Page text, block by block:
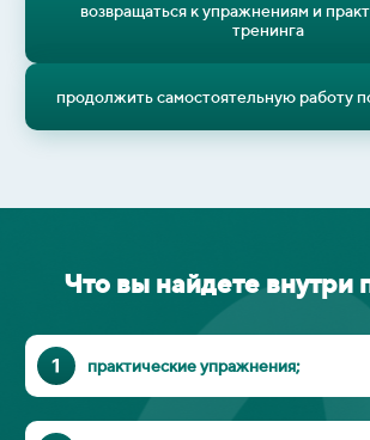
возвращаться к упражнениям и
тренинга
продолжить самостоятельную работу
Что вы найдете внутри
практические упражнения;